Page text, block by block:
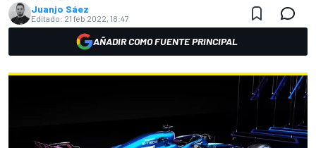
Juanjo Sáez
Editado: 21 feb 2022, 18:47
AÑADIR COMO FUENTE PRINCIPAL